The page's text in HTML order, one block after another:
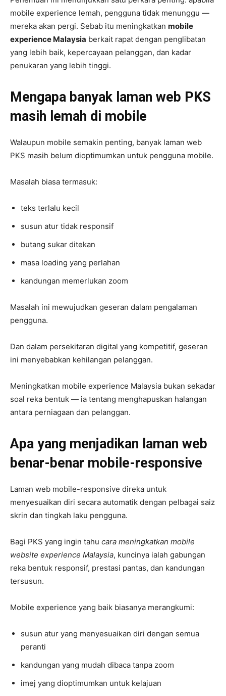
mobile experience lemah, pengguna tidak menunggu —
mereka akan pergi. Sebab itu meningkatkan mobile
experience Malaysia berkait rapat dengan penglibatan
yang lebih baik, kepercayaan pelanggan, dan kadar
penukaran yang lebih tinggi.
Mengapa banyak laman web PKS
masih lemah di mobile
Walaupun mobile semakin penting, banyak laman web
PKS masih belum dioptimumkan untuk pengguna mobile.
Masalah biasa termasuk:
teks terlalu kecil
susun atur tidak responsif
butang sukar ditekan
masa loading yang perlahan
kandungan memerlukan zoom
Masalah ini mewujudkan geseran dalam pengalaman
pengguna.
Dan dalam persekitaran digital yang kompetitif, geseran
ini menyebabkan kehilangan pelanggan.
Meningkatkan mobile experience Malaysia bukan sekadar
soal reka bentuk — ia tentang menghapuskan halangan
antara perniagaan dan pelanggan.
Apa yang menjadikan laman web
benar-benar mobile-responsive
Laman web mobile-responsive direka untuk
menyesuaikan diri secara automatik dengan pelbagai saiz
skrin dan tingkah laku pengguna.
Bagi PKS yang ingin tahu cara meningkatkan mobile
website experience Malaysia, kuncinya ialah gabungan
reka bentuk responsif, prestasi pantas, dan kandungan
tersusun.
Mobile experience yang baik biasanya merangkumi:
susun atur yang menyesuaikan diri dengan semua
peranti
kandungan yang mudah dibaca tanpa zoom
imej yang dioptimumkan untuk kelajuan